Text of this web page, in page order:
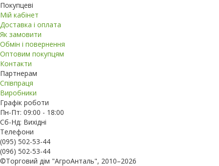
Покупцеві
Мій кабінет
Доставка і оплата
Як замовити
Обмін і повернення
Оптовим покупцям
Контакти
Партнерам
Співпраця
Виробники
Графік роботи
Пн-Пт: 09:00 - 18:00
Сб-Нд: Вихідні
Телефони
(095) 502-53-44
(096) 502-53-44
©Торговий дім "АгроАнталь", 2010–2026